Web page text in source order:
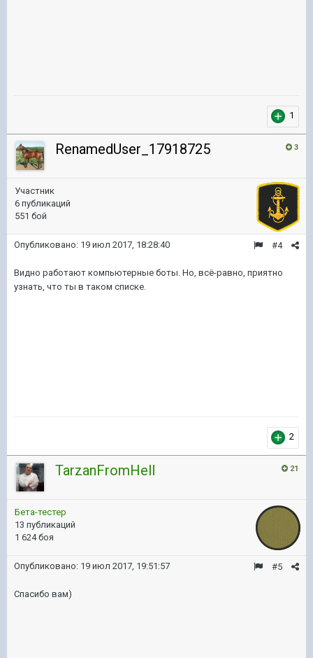
1
3
RenamedUser_17918725
Участник
6 публикаций
551 бой
#4
Опубликовано: 19 июл 2017, 18:28:40
Видно работают компьютерные боты. Но, всё-равно, приятно
узнать, что ты в таком списке.
2
21
TarzanFromHell
Бета-тестер
13 публикаций
1 624 боя
#5
Опубликовано: 19 июл 2017, 19:51:57
Спасибо вам)